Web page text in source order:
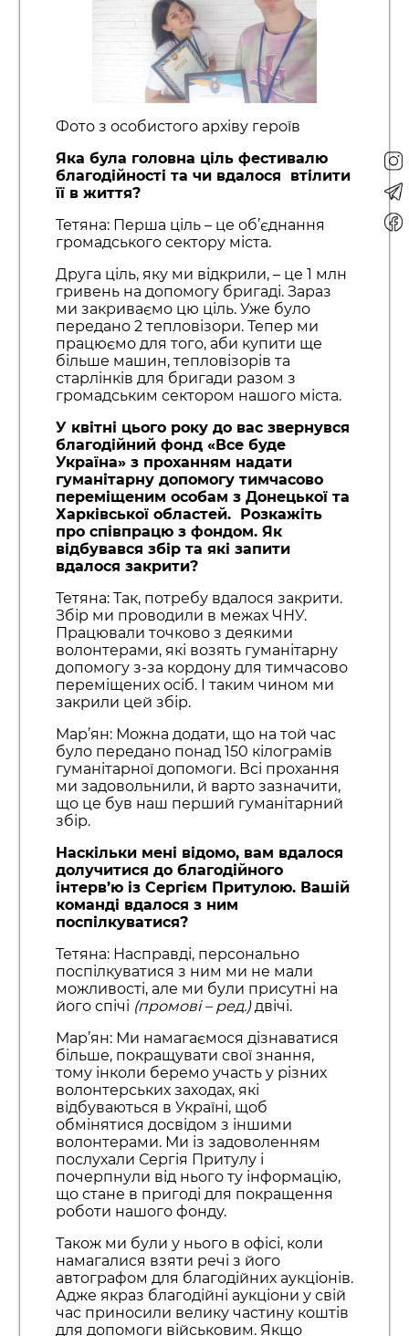
Фото з особистого архіву героїв
Яка була головна ціль фестивалю
благодійності та чи вдалося втілити
її в життя?
Тетяна: Перша ціль – це об’єднання
громадського сектору міста.
Друга ціль, яку ми відкрили, – це 1 млн
гривень на допомогу бригаді. Зараз
ми закриваємо цю ціль. Уже було
передано 2 тепловізори. Тепер ми
працюємо для того, аби купити ще
більше машин, тепловізорів та
старлінків для бригади разом з
громадським сектором нашого міста.
У квітні цього року до вас звернувся
благодійний фонд «Все буде
Україна» з проханням надати
гуманітарну допомогу тимчасово
переміщеним особам з Донецької та
Харківської областей. Розкажіть
про співпрацю з фондом. Як
відбувався збір та які запити
вдалося закрити?
Тетяна: Так, потребу вдалося закрити.
Збір ми проводили в межах ЧНУ.
Працювали точково з деякими
волонтерами, які возять гуманітарну
допомогу з-за кордону для тимчасово
переміщених осіб. І таким чином ми
закрили цей збір.
Мар’ян: Можна додати, що на той час
було передано понад 150 кілограмів
гуманітарної допомоги. Всі прохання
ми задовольнили, й варто зазначити,
що це був наш перший гуманітарний
збір.
Наскільки мені відомо, вам вдалося
долучитися до благодійного
інтерв’ю із Сергієм Притулою. Вашій
команді вдалося з ним
поспілкуватися?
Тетяна: Насправді, персонально
поспілкуватися з ним ми не мали
можливості, але ми були присутні на
його спічі (промові – ред.)двічі.
Мар’ян: Ми намагаємося дізнаватися
більше, покращувати свої знання,
тому інколи беремо участь у різних
волонтерських заходах, які
відбуваються в Україні, щоб
обмінятися досвідом з іншими
волонтерами. Ми із задоволенням
послухали Сергія Притулу і
почерпнули від нього ту інформацію,
що стане в пригоді для покращення
роботи нашого фонду.
Також ми були у нього в офісі, коли
намагалися взяти речі з його
автографом для благодійних аукціонів.
Адже якраз благодійні аукціони у свій
час приносили велику частину коштів
для допомоги військовим. Якщо